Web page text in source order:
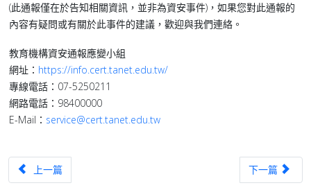
(此通報僅在於告知相關資訊，並非為資安事件)，如果您對此通報的
內容有疑問或有關於此事件的建議，歡迎與我們連絡。
教育機構資安通報應變小組
網址： https://info.cert.tanet.edu.tw/
專線電話：07-5250211
網路電話：98400000
E-Mail： service@cert.tanet.edu.tw
上一篇文章：【漏洞預警】Cisco IOS與IOS XE Software存在高風
上一篇 下一篇文章：
下一篇